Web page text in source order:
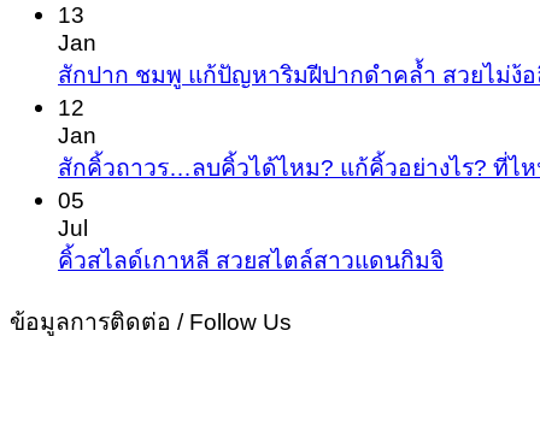
ให้
ขั้น
สัก
ว
13
Jan
สักปาก ชมพู แก้ปัญหาริมฝีปากดำคล้ำ สวยไม่ง้
12
Jan
สักคิ้วถาวร…ลบคิ้วได้ไหม? แก้คิ้วอย่างไร? ที่ไ
05
Jul
คิ้วสไลด์เกาหลี สวยสไตล์สาวแดนกิมจิ
ข้อมูลการติดต่อ / Follow Us